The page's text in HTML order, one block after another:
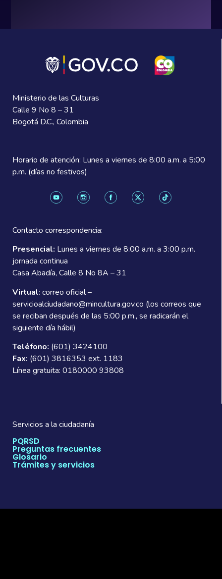
Ministerio de las Culturas
Calle 9 No 8 – 31
Bogotá D.C., Colombia
Horario de atención: Lunes a viernes de 8:00 a.m. a 5:00
p.m. (días no festivos)
Contacto correspondencia:
Presencial: Lunes a viernes de 8:00 a.m. a 3:00 p.m.
jornada continua
Casa Abadía, Calle 8 No 8A – 31
Virtual: correo oficial –
servicioalciudadano@mincultura.gov.co (los correos que
se reciban después de las 5:00 p.m., se radicarán el
siguiente día hábil)
Teléfono: (601) 3424100
Fax: (601) 3816353 ext. 1183
Línea gratuita: 0180000 93808
Servicios a la ciudadanía
PQRSD
Preguntas frecuentes
Glosario
Trámites y servicios